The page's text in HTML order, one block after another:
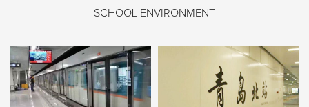
SCHOOL ENVIRONMENT